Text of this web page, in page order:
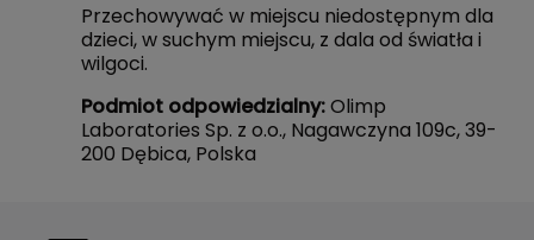
Przechowywać w miejscu niedostępnym dla
dzieci, w suchym miejscu, z dala od światła i
wilgoci.
Podmiot odpowiedzialny:Olimp
Laboratories Sp. z o.o., Nagawczyna 109c, 39-
200 Dębica, Polska